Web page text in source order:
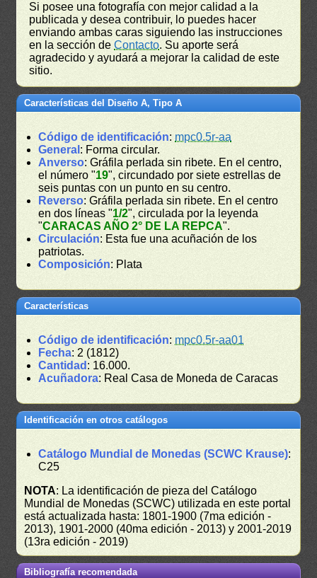
Si posee una fotografía con mejor calidad a la
publicada y desea contribuir, lo puedes hacer
enviando ambas caras siguiendo las instrucciones
en la sección deContacto. Su aporte será
agradecido y ayudará a mejorar la calidad de este
sitio.
Características del Diseño A, Tipo A
Código de identificación: mpc0.5r-aa
General : Forma circular.
Anverso: Gráfila perlada sin ribete. En el centro,
el número "19", circundado por siete estrellas de
seis puntas con un punto en su centro.
Reverso: Gráfila perlada sin ribete. En el centro
en dos líneas "1/2", circulada por la leyenda
"CARACAS AÑO 2° DE LA REPCA".
Circulación: Esta fue una acuñación de los
patriotas.
Composición: Plata
Características
Código de identificación: mpc0.5r-aa01
Fecha: 2 (1812)
Cantidad : 16.000.
Acuñadora: Real Casa de Moneda de Caracas
Identificación en otros catálogos
Catálogo Mundial de Monedas (SCWC Krause):
C25
NOTA: La identificación de pieza del Catálogo
Mundial de Monedas (SCWC) utilizada en este portal
está actualizada hasta: 1801-1900 (7ma edición -
2013), 1901-2000 (40ma edición - 2013) y 2001-2019
(13ra edición - 2019)
Bibliografía recomendada